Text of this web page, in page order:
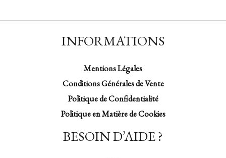
INFORMATIONS
Mentions Légales
Conditions Générales de Vente
Politique de Confidentialité
Politique en Matière de Cookies
BESOIN D’AIDE ?